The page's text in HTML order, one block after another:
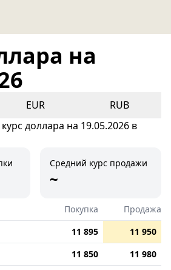
на
EUR
RUB
доллара на 19.05.2026 в
Средний курс продажи
~
Покупка
Продажа
11 895
11 950
11 850
11 980